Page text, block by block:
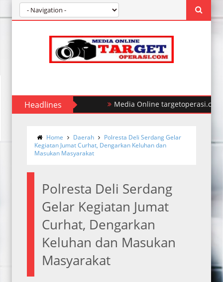
Headlines Media Online targetoperasi.com
Home Daerah
Polresta Deli Serdang Gelar
Kegiatan Jumat Curhat, Dengarkan Keluhan dan
Masukan Masyarakat
Polresta Deli Serdang
Gelar Kegiatan Jumat
Curhat, Dengarkan
Keluhan dan Masukan
Masyarakat